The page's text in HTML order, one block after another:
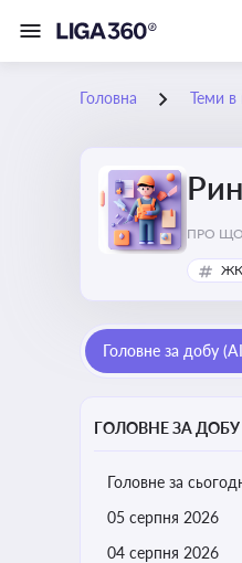
Головна Теми в
ПРО
Головне за добу
ГОЛОВНЕ ЗА ДОБУ
Головне за
05 серпня 2026
04 серпня 2026